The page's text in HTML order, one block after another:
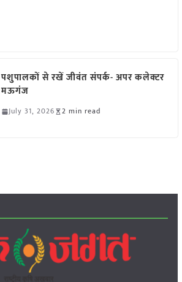
पशुपालकों से रखें जीवंत संपर्क- अपर कलेक्टर
मऊगंज
July 31, 2026 2 min read